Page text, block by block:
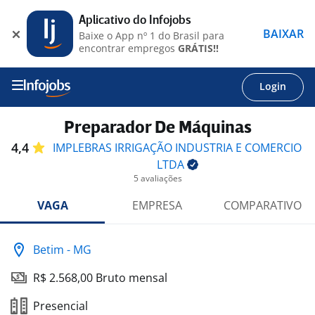
Login
Preparador De Máquinas
4,4
IMPLEBRAS IRRIGAÇÃO INDUSTRIA E COMERCIO
LTDA
5 avaliações
VAGA EMPRESA COMPARATIVO
Betim - MG
R$ 2.568,00 Bruto mensal
Presencial
Aplicativo do Infojobs
Baixe o App nº 1 do Brasil para
encontrar empregos GRÁTIS!!
BAIXAR